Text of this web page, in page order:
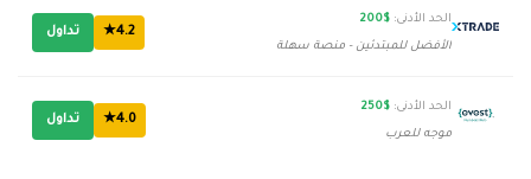
الحد الأدنى: $200
الأفضل للمبتدئين - منصة سهلة
4.2★ تداول
الحد الأدنى: $250
موجه للعرب
4.0★ تداول